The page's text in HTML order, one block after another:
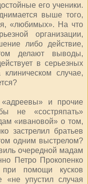
его ученики.
выше того,
«любимых». На что
организации,
либо действие,
делают выводы,
в серьезных
случае,
и прочие
не «состряпать»
«ивановой» о том,
застрелил братьев
одним выстрелом?
очередной мадам
Петро Прокопенко
при помощи кусков
«не упустил случая